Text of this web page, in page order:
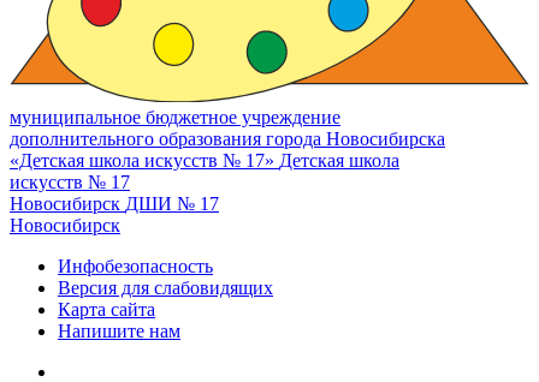
муниципальное бюджетное учреждение
дополнительного образования города Новосибирска
«Детская школа искусств № 17» Детская школа
искусств № 17
Новосибирск ДШИ № 17
Новосибирск
Инфобезопасность
Версия для слабовидящих
Карта сайта
Напишите нам